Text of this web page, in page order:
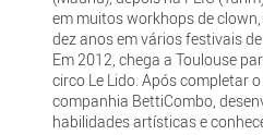
em muitos workhops de
dez anos em vários festivais
Em 2012, chega a Toulouse
circo Le Lido. Após completar
companhia BettiCombo,
habilidades artísticas e